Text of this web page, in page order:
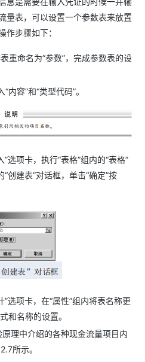
量表，可以设置一个参数表来放置
作步骤如下：
重命名为“参数”，完成参数表的设
内容”和“类型代码”。
选项卡，执行“表格”组内的“表格”
创建表”对话框，单击“确定”按
选项卡，在“属性”组内将表名称更
和名称的设置。
理中介绍的各种现金流量项目内
所示。